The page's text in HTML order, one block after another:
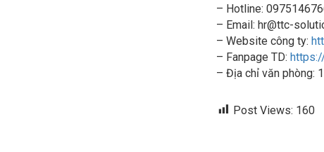
– Hotline:
– Email: hr@ttc-
– Website công ty:
– Fanpage TD:
– Địa chỉ văn phòng:
Post Views: 160